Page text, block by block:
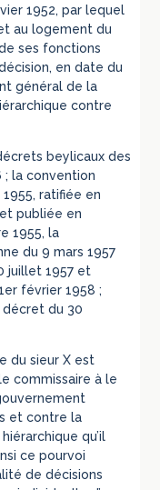
1952, par lequel
au logement du
ses fonctions
en date du
général de la
contre
beylicaux des
; la convention
ratifiée en
publiée en
1955, la
du 9 mars 1957
juillet 1957 et
février 1958 ;
décret du 30
du sieur X est
commissaire à le
et contre la
qu’il
ce pourvoi
de décisions